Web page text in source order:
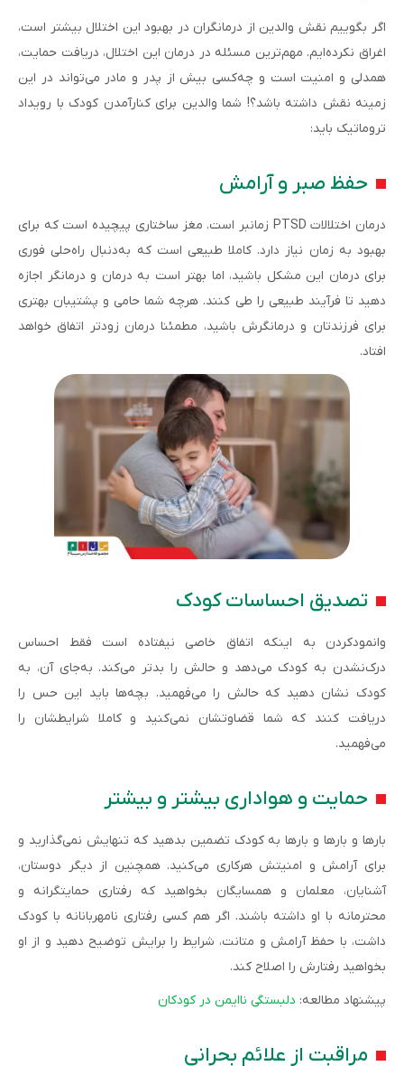
اگر بگوییم نقش والدین از درمانگران در بهبود این اختلال بیشتر است،
اغراق نکرده‌ایم. مهم‌ترین مسئله در درمان این اختلال، دریافت حمایت،
همدلی و امنیت است و چه‌کسی بیش از پدر و مادر می‌تواند در این
زمینه نقش داشته باشد؟! شما والدین برای کنارآمدن کودک با رویداد
تروماتیک باید:
حفظ صبر و آرامش
درمان اختلالات PTSD زمانبر است. مغز ساختاری پیچیده است که برای
بهبود به زمان نیاز دارد. کاملا طبیعی است که به‌دنبال راه‌حلی فوری
برای درمان این مشکل باشید، اما بهتر است به درمان و درمانگر اجازه
دهید تا فرآیند طبیعی را طی کنند. هرچه شما حامی و پشتیبان بهتری
برای فرزندتان و درمانگرش باشید، مطمئنا درمان زودتر اتفاق خواهد
افتاد.
تصدیق احساسات کودک
وانمودکردن به اینکه اتفاق خاصی نیفتاده است فقط احساس
درک‌نشدن به کودک می‌دهد و حالش را بدتر می‌کند. به‌جای آن، به
کودک نشان دهید که حالش را می‌فهمید. بچه‌ها باید این حس را
دریافت کنند که شما قضاوتشان نمی‌کنید و کاملا شرایطشان را
می‌فهمید.
حمایت و هواداری بیشتر و بیشتر
بارها و بارها و بارها به کودک تضمین بدهید که تنهایش نمی‌گذارید و
برای آرامش و امنیتش هرکاری می‌کنید. همچنین از دیگر دوستان،
آشنایان، معلمان و همسایگان بخواهید که رفتاری حمایتگرانه و
محترمانه با او داشته باشند. اگر هم کسی رفتاری نامهربانانه با کودک
داشت، با حفظ آرامش و متانت، شرایط را برایش توضیح دهید و از او
بخواهید رفتارش را اصلاح کند.
پیشنهاد مطالعه: دلبستگی ناایمن در کودکان
مراقبت از علائم بحرانی